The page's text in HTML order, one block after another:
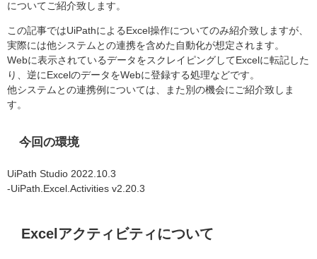
についてご紹介致します。
この記事ではUiPathによるExcel 操作についてのみ紹介致しますが、
実際には他システムとの連携を含めた自動化が想定されます。
Webに表示されているデータをスクレイピング してExcel に転記した
り、逆にExcelのデータをWebに登録する処理などです。
他システムとの連携例については、また 別の機会にご紹介致しま
す。
今回の環境
UiPath Studio 2022.10.3
-UiPath.Excel.Activities v2.20.3
Excelアクティビティについて